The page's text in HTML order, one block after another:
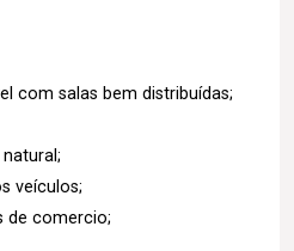
com salas bem distribuídas;
veículos;
de comercio;